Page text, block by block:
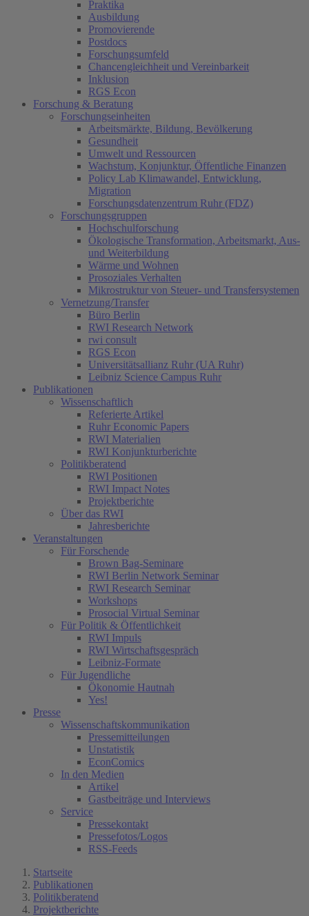
Praktika
Ausbildung
Promovierende
Postdocs
Forschungsumfeld
Chancengleichheit und Vereinbarkeit
Inklusion
RGS Econ
Forschung & Beratung
Forschungseinheiten
Arbeitsmärkte, Bildung, Bevölkerung
Gesundheit
Umwelt und Ressourcen
Wachstum, Konjunktur, Öffentliche Finanzen
Policy Lab Klimawandel, Entwicklung,
Migration
Forschungsdatenzentrum Ruhr (FDZ)
Forschungsgruppen
Hochschulforschung
Ökologische Transformation, Arbeitsmarkt, Aus-
und Weiterbildung
Wärme und Wohnen
Prosoziales Verhalten
Mikrostruktur von Steuer- und Transfersystemen
Vernetzung/Transfer
Büro Berlin
RWI Research Network
rwi consult
RGS Econ
Universitätsallianz Ruhr (UA Ruhr)
Leibniz Science Campus Ruhr
Publikationen
Wissenschaftlich
Referierte Artikel
Ruhr Economic Papers
RWI Materialien
RWI Konjunkturberichte
Politikberatend
RWI Positionen
RWI Impact Notes
Projektberichte
Über das RWI
Jahresberichte
Veranstaltungen
Für Forschende
Brown Bag-Seminare
RWI Berlin Network Seminar
RWI Research Seminar
Workshops
Prosocial Virtual Seminar
Für Politik & Öffentlichkeit
RWI Impuls
RWI Wirtschaftsgespräch
Leibniz-Formate
Für Jugendliche
Ökonomie Hautnah
Yes!
Presse
Wissenschaftskommunikation
Pressemitteilungen
Unstatistik
EconComics
In den Medien
Artikel
Gastbeiträge und Interviews
Service
Pressekontakt
Pressefotos/Logos
RSS-Feeds
Startseite
Publikationen
Politikberatend
Projektberichte